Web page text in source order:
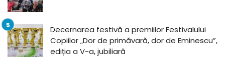
Decernarea festivă a premiilor Festivalului
Copiilor „Dor de primăvară, dor de Eminescu”,
ediția a V-a, jubiliară